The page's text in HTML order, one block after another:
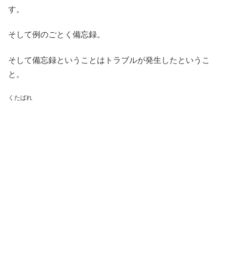
す。
そして例のごとく備忘録。
そして備忘録ということはトラブルが発生したというこ
と。
くたばれ